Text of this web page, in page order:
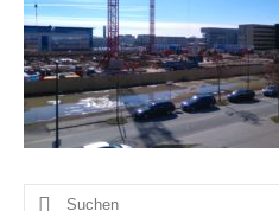
Rohbauabrechnungen
BIM-Abrechnung
Werdegang
Suche